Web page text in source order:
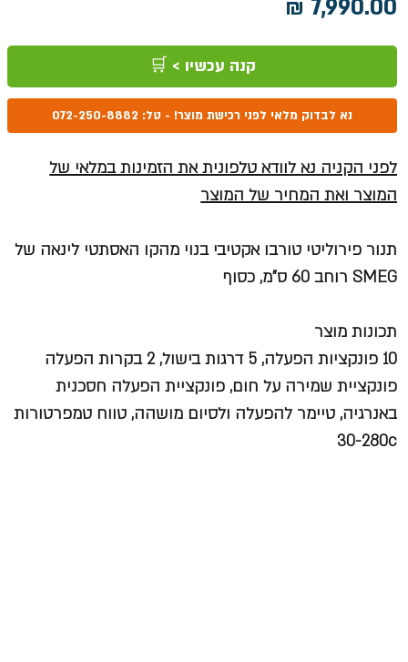
קנה עכשיו > 🛒
נא לבדוק מלאי לפני רכישת מוצר! - טל: 072-250-8882
לפני הקניה נא לוודא טלפונית את הזמינות במלאי של
המוצר ואת המחיר של המוצר
תנור פירוליטי טורבו אקטיבי בנוי מהקו האסתטי לינאה של
SMEG רוחב 60 ס"מ, כסוף
תכונות מוצר
10 פונקציות הפעלה, 5 דרגות בישול, 2 בקרות הפעלה
פונקציית שמירה על חום, פונקציית הפעלה חסכנית
באנרגיה, טיימר להפעלה ולסיום מושהה, טווח טמפרטורות
30-280c